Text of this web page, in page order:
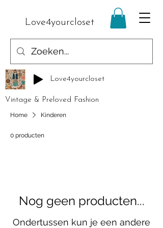
Love4yourcloset
Vintage & Preloved Fashion
Love4yourcloset
Home Kinderen
0 producten
Nog geen producten...
Ondertussen kun je een andere